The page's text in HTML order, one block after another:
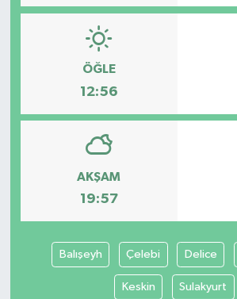
ÖĞLE
12:56
AKŞAM
19:57
Balışeyh Çelebi Delice
Keskin Sulakyurt